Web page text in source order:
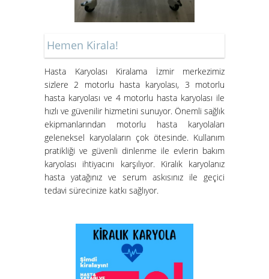
Hasta Karyolası Muğla
Hemen Kirala!
Hasta Karyolası Kiralama İzmir merkezimiz
sizlere 2 motorlu hasta karyolası, 3 motorlu
hasta karyolası ve 4 motorlu hasta karyolası ile
hızlı ve güvenilir hizmetini sunuyor. Önemli sağlık
ekipmanlarından motorlu hasta karyolaları
geleneksel karyolaların çok ötesinde. Kullanım
pratikliği ve güvenli dinlenme ile evlerin bakım
karyolası ihtiyacını karşılıyor. Kiralık karyolanız
hasta yatağınız ve serum askısınız ile geçici
tedavi sürecinize katkı sağlıyor.